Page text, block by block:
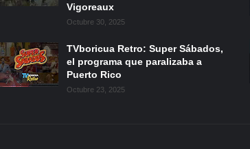
Vigoreaux
Octubre 30, 2025
TVboricua Retro: Super Sábados,
el programa que paralizaba a
Puerto Rico
Octubre 23, 2025